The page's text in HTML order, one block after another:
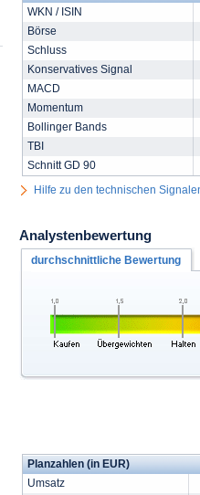
WKN / ISIN
Börse
Schluss
Konservatives Signal
MACD
Momentum
Bollinger Bands
TBI
Schnitt GD 90
Hilfe zu den technischen
Analystenbewertung
durchschnittliche Bewertung
Planzahlen (in EUR)
Umsatz